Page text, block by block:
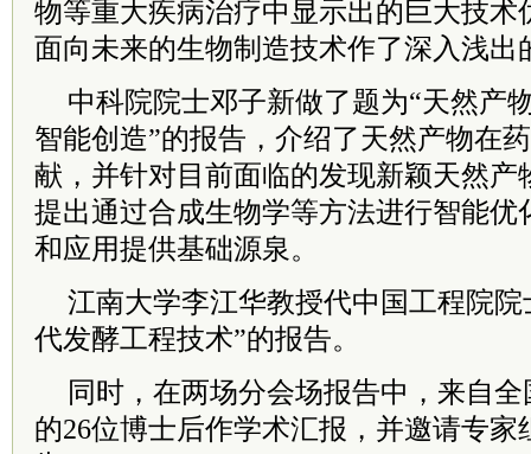
物等重大疾病治疗中显示出的巨大技术
面向未来的生物制造技术作了深入浅出
中科院院士邓子新做了题为“天然产
智能创造”的报告，介绍了天然产物在
献，并针对目前面临的发现新颖天然产
提出通过合成生物学等方法进行智能优
和应用提供基础源泉。
江南大学李江华教授代中国工程院
代发酵工程技术”的报告。
同时，在两场分会场报告中，来自
的26位博士后作学术汇报，并邀请专家